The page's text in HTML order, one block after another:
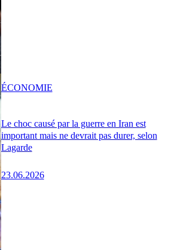
Le choc causé par la guerre en Iran est
important mais ne devrait pas durer, selon
Lagarde
23.06.2026
ÉCONOMIE